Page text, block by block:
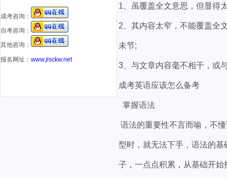
1、虽覆盖全文意思，但显得
2、其内容太窄，不能覆盖全
未节;
3、与文章内容毫不相干，或
成考英语应该怎么备考
掌握语法
语法的重要性不言而喻，不
型时，就无法下手，语法的
子，一点点积累，从基础开
成考咨询：
自考咨询：
其他咨询：
报名网址： www.jlsckw.net